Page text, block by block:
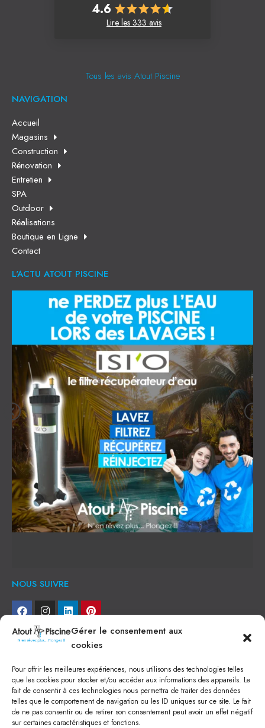
Gérer le consentement aux
cookies
Pour offrir les meilleures expériences, nous utilisons des technologies telles
que les cookies pour stocker et/ou accéder aux informations des appareils. Le
fait de consentir à ces technologies nous permettra de traiter des données
telles que le comportement de navigation ou les ID uniques sur ce site. Le fait
de ne pas consentir ou de retirer son consentement peut avoir un effet négatif
sur certaines caractéristiques et fonctions.
4.6
Lire les 333 avis
Tous les avis Atout Piscine
NAVIGATION
Accueil
Magasins
Construction
Rénovation
Entretien
SPA
Outdoor
Réalisations
Boutique en Ligne
Contact
L'ACTU ATOUT PISCINE
NOUS SUIVRE
NEWSLETTER
Je veux recevoir toute l'actu
NOS SERVICES
Construction de piscine béton à Narbonne
Piscine coque à Narbonne